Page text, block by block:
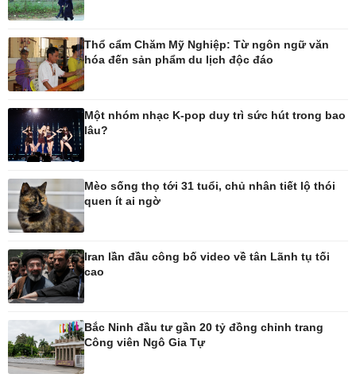
Thế giới
Quan sát
Cuộc sống đó đây
Hồ sơ
Multimedia
E-Magazine
Infographic
Kinh tế
Bất động sản
Khởi nghiệp
Thị trường
Chứng khoán
Pháp luật
Vụ án
Tin nóng
Thể thao
Pickleball
Thổ cẩm Chăm Mỹ Nghiệp: Từ ngôn ngữ văn
hóa đến sản phẩm du lịch độc đáo
Một nhóm nhạc K-pop duy trì sức hút trong bao
lâu?
Mèo sống thọ tới 31 tuổi, chủ nhân tiết lộ thói
quen ít ai ngờ
Iran lần đầu công bố video về tân Lãnh tụ tối
cao
Bắc Ninh đầu tư gần 20 tỷ đồng chỉnh trang
Công viên Ngô Gia Tự